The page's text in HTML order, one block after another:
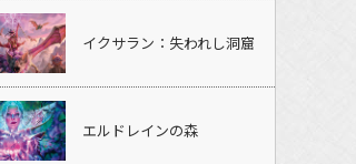
イクサラン：失われし洞窟
エルドレインの森